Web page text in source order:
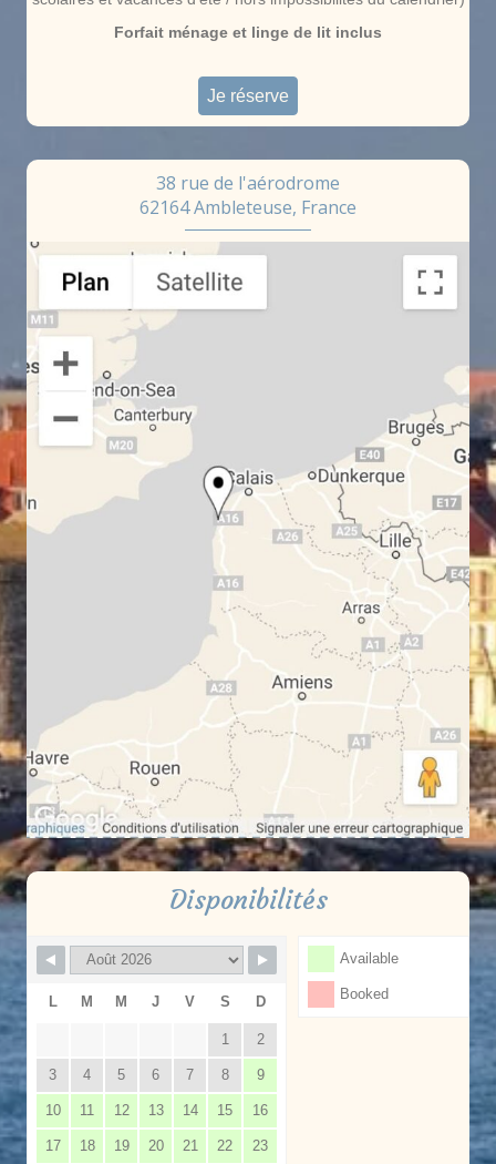
Forfait ménage et linge de lit inclus
Je réserve
38 rue de l'aérodrome
62164 Ambleteuse, France
Disponibilités
Available
Booked
L M M J V S D
1 2
3 4 5 6 7 8 9
10 11 12 13 14 15 16
17 18 19 20 21 22 23